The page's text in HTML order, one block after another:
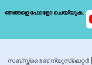
ഞങ്ങളെ ഫോളോ ചെയ്യുക:
സബ്സ്ക്രൈബ് ന്യൂസ്‍ലെറ്റര്‍